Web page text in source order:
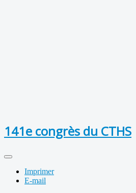
141e congrès du CTHS
Imprimer
E-mail